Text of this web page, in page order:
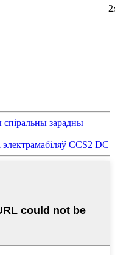
зарадны
электрамабіляў CCS2 DC